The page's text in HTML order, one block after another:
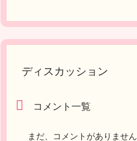
ディスカッション
コメント一覧
まだ、コメントがありません